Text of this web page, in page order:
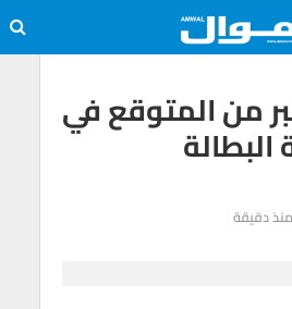
من المتوقع في
البطالة